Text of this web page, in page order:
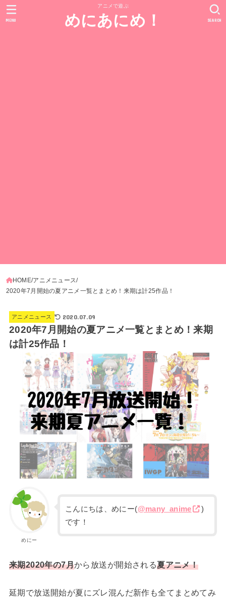
アニメで遊ぶ
めにあにめ！ SEARCH
MENU
HOME アニメニュース
2020年7月開始の夏アニメ一覧とまとめ！来期は計25作品！
アニメニュース 2020.07.09
2020年7月開始の夏アニメ一覧とまとめ！来期
は計25作品！
めにー
こんにちは、めにー(@many_anime
)
です！
来期2020年の7月から放送が開始される夏アニメ！
延期で放送開始が夏にズレ混んだ新作も全てまとめてみ